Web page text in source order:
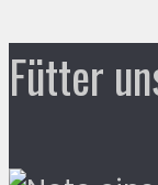
Fütter